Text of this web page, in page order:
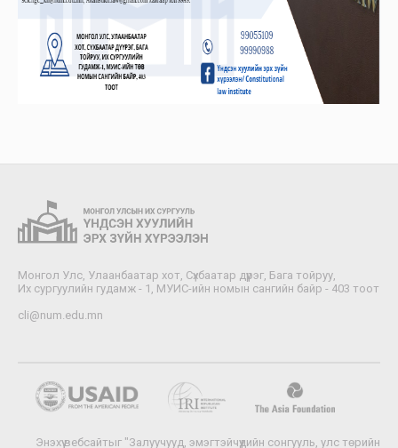
Монгол Улс, Улаанбаатар хот, Сүхбаатар дүүрэг, Бага тойруу,
Их сургуулийн гудамж - 1, МУИС-ийн номын сангийн байр - 403 тоот
cli@num.edu.mn
Энэхүү вебсайтыг "Залуучууд, эмэгтэйчүүдийн сонгууль, улс төрийн